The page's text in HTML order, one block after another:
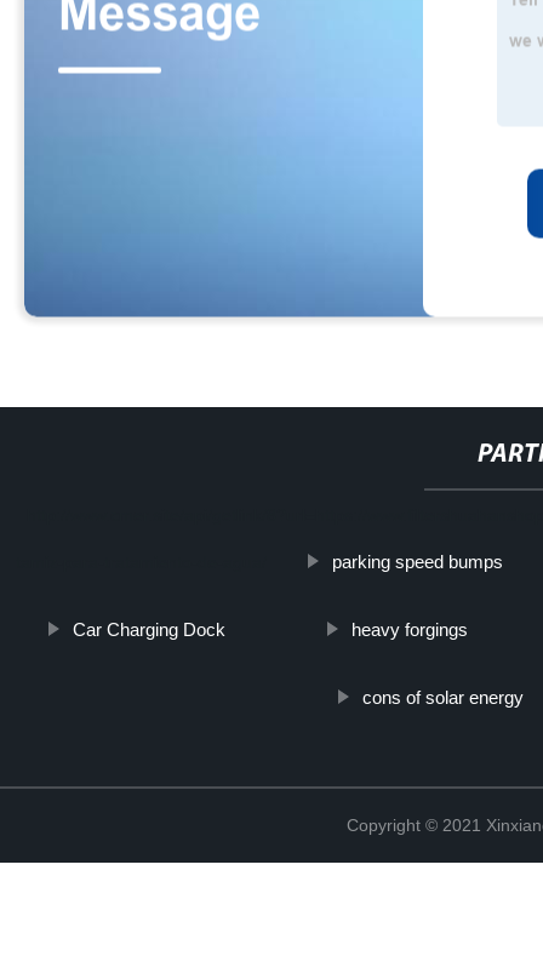
parking speed bumps
Car Charging Dock heavy forgings
cons of solar energy
Copyright © 2021